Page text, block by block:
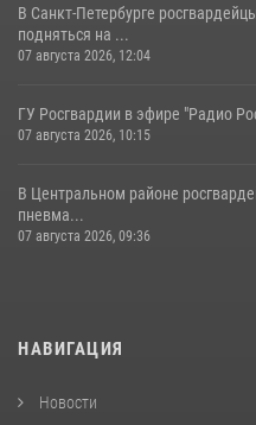
В Санкт-Петербурге
подняться на ...
07 августа 2026, 12:04
ГУ Росгвардии в эфире "Радио
07 августа 2026, 10:15
В Центральном районе
пневма...
07 августа 2026, 09:36
НАВИГАЦИЯ
Новости